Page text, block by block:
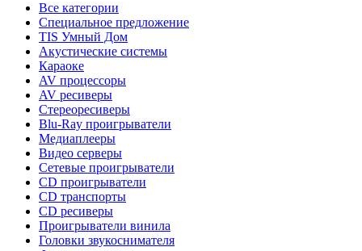
Все категории
Специальное предложение
TIS Умный Дом
Акустические системы
Караоке
AV процессоры
AV ресиверы
Стереоресиверы
Blu-Ray проигрыватели
Медиаплееры
Видео серверы
Сетевые проигрыватели
CD проигрыватели
CD транспорты
CD ресиверы
Проигрыватели винила
Головки звукоснимателя